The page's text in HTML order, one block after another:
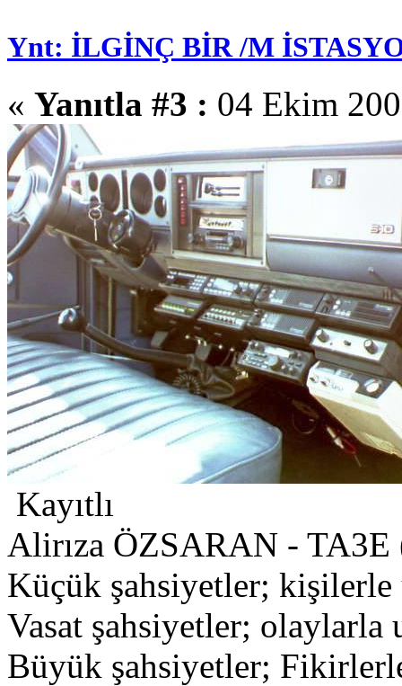
Ynt: İLGİNÇ BİR /M
« Yanıtla #3 : 04 Ekim
Kayıtlı
Alirıza ÖZSARAN -
Küçük şahsiyetler; kişilerle
Vasat şahsiyetler; olaylarla
Büyük şahsiyetler;